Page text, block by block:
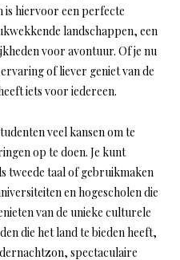
is hiervoor een perfecte
landschappen, een
voor avontuur. Of je nu
of liever geniet van de
iets voor iedereen.
veel kansen om te
op te doen. Je kunt
tweede taal of gebruikmaken
en hogescholen die
van de unieke culturele
die het land te bieden heeft,
spectaculaire